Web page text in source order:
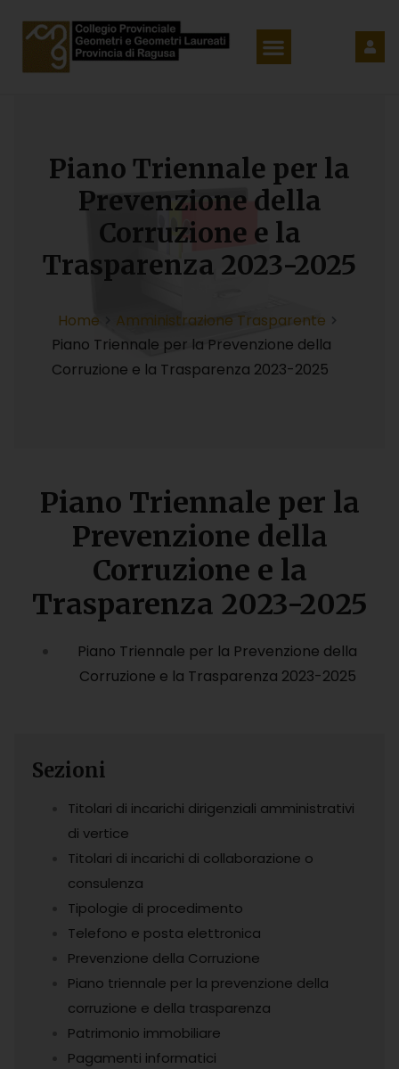
Piano Triennale per la
Prevenzione della
Corruzione e la
Trasparenza 2023-2025
Home
Amministrazione Trasparente
Piano Triennale per la Prevenzione della
Corruzione e la Trasparenza 2023-2025
Piano Triennale per la
Prevenzione della
Corruzione e la
Trasparenza 2023-2025
Piano Triennale per la Prevenzione della
Corruzione e la Trasparenza 2023-2025
Sezioni
Titolari di incarichi dirigenziali amministrativi
di vertice
Titolari di incarichi di collaborazione o
consulenza
Tipologie di procedimento
Telefono e posta elettronica
Prevenzione della Corruzione
Piano triennale per la prevenzione della
corruzione e della trasparenza
Patrimonio immobiliare
Pagamenti informatici